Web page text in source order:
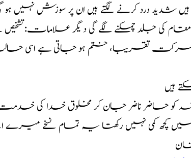
درد کرنے لگتے ہیں ان پر سوزش نہیں ہو
مقام کی جلد چمکنے لگے گی د یگر
تقریبا، ختم ہو جاتی ہے اسی حالت
ہیں
کو حاضر ناضر جان کر مخلوق خدا کی
کچھ کمی نہیں رکھتا یہ تمام نسخے میرے